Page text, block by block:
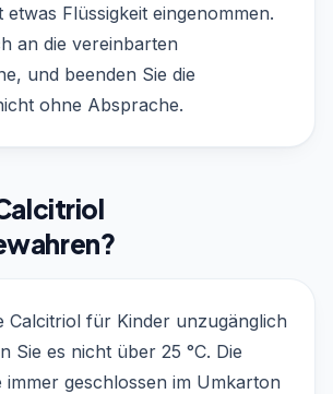
Flüssigkeit eingenommen.
an die vereinbarten
und beenden Sie die
ohne Absprache.
Calcitriol für Kinder unzugänglich
Sie es nicht über 25 °C. Die
immer geschlossen im Umkarton